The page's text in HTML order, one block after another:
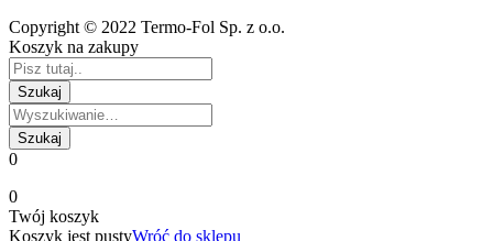
Copyright © 2022 Termo-Fol Sp. z o.o.
Koszyk na zakupy
0
0
Twój koszyk
Koszyk jest pustyWróć do sklepu